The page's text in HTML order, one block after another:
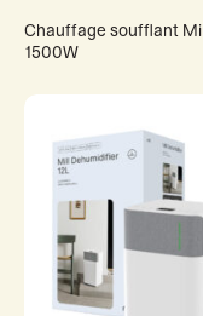
Chauffage soufflant Mill
1500W